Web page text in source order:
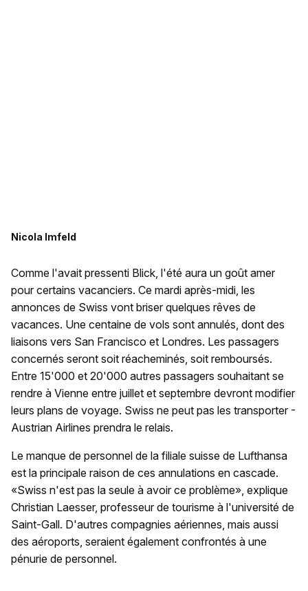
Nicola Imfeld
Comme l'avait pressenti Blick, l'été aura un goût amer
pour certains vacanciers. Ce mardi après-midi, les
annonces de Swiss vont briser quelques rêves de
vacances. Une centaine de vols sont annulés, dont des
liaisons vers San Francisco et Londres. Les passagers
concernés seront soit réacheminés, soit remboursés.
Entre 15'000 et 20'000 autres passagers souhaitant se
rendre à Vienne entre juillet et septembre devront modifier
leurs plans de voyage. Swiss ne peut pas les transporter -
Austrian Airlines prendra le relais.
Le manque de personnel de la filiale suisse de Lufthansa
est la principale raison de ces annulations en cascade.
«Swiss n'est pas la seule à avoir ce problème», explique
Christian Laesser, professeur de tourisme à l'université de
Saint-Gall. D'autres compagnies aériennes, mais aussi
des aéroports, seraient également confrontés à une
pénurie de personnel.